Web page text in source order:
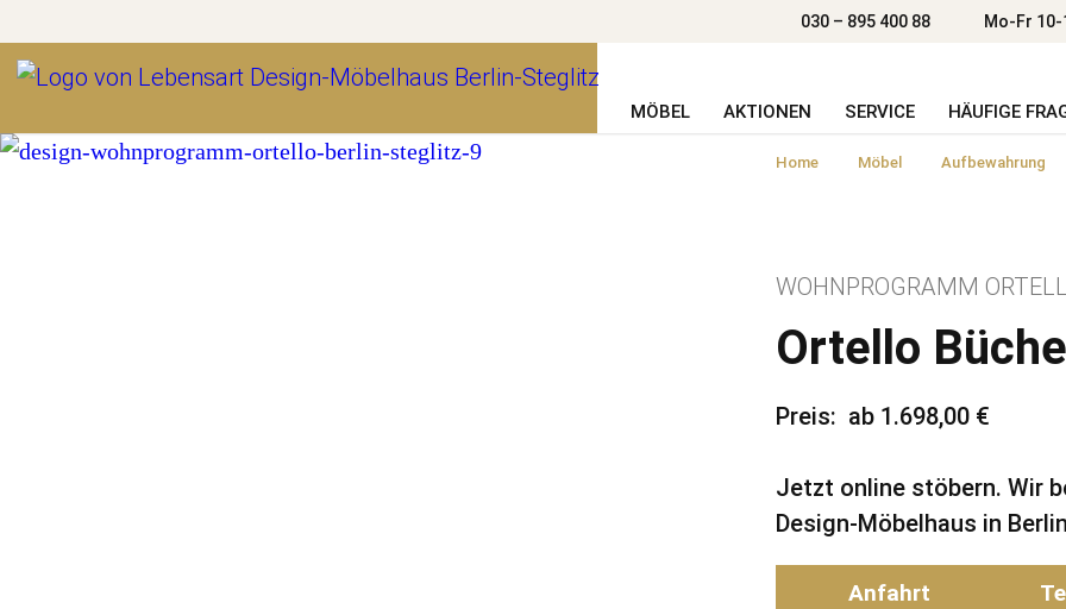
030 – 895 400 88 Mo-Fr 10-
MÖBEL AKTIONEN SERVICE HÄUFIGE
Home Möbel Aufbewahrung
Ortello
WOHNPROGRAMM
Preis ab 1.698,00 €
Jetzt online stöbern. Wir
Design-Möbelhaus in
Anfahrt